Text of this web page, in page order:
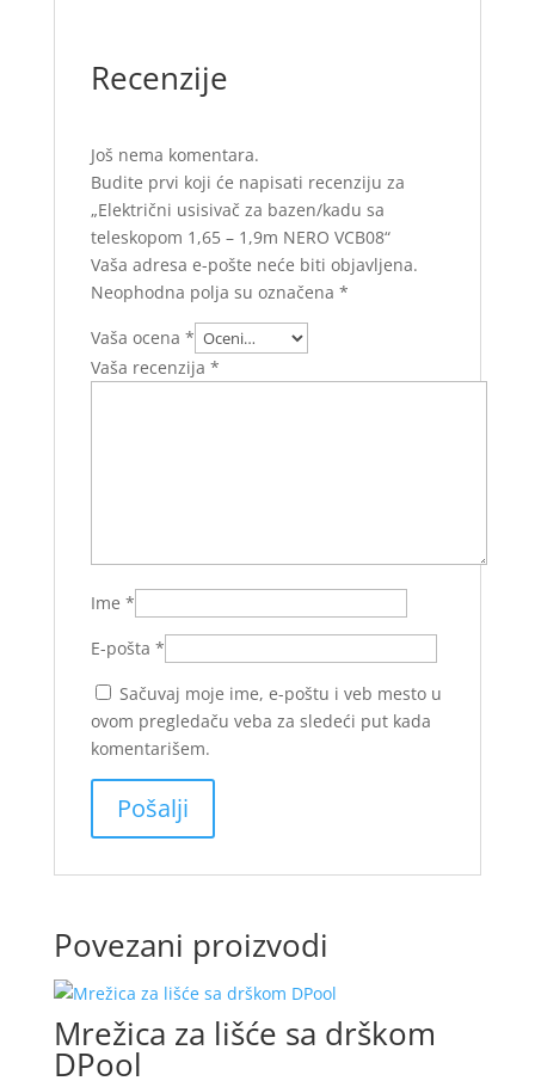
Recenzije
Još nema komentara.
Budite prvi koji će napisati recenziju za
„Električni usisivač za bazen/kadu sa
teleskopom 1,65 – 1,9m NERO VCB08“
Vaša adresa e-pošte neće biti objavljena.
Neophodna polja su označena *
Vaša ocena *
Vaša recenzija *
Ime *
E-pošta *
Sačuvaj moje ime, e-poštu i veb mesto u
ovom pregledaču veba za sledeći put kada
komentarišem.
Povezani proizvodi
Mrežica za lišće sa drškom
DPool